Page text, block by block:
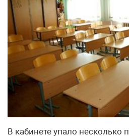
В кабинете упало несколько